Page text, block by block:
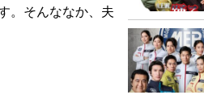
。そんななか、夫